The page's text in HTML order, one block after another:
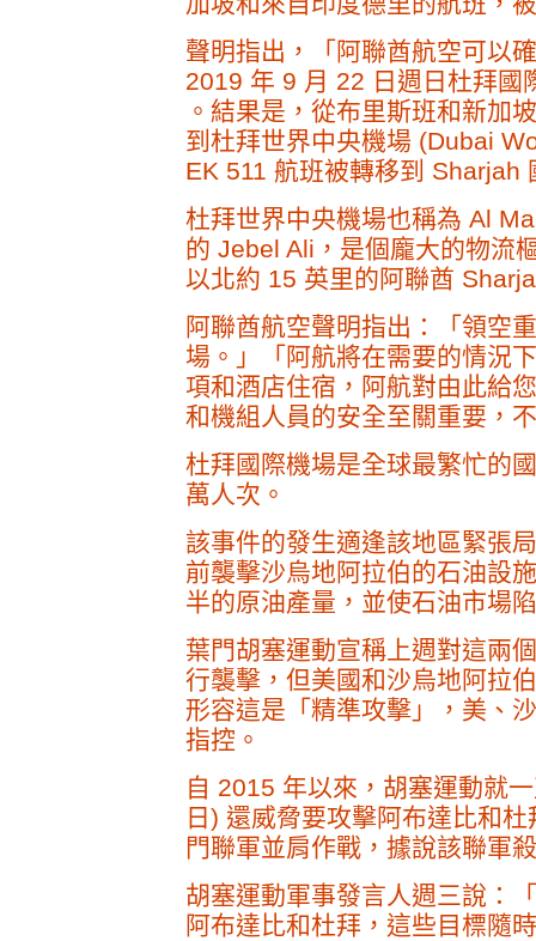
聲明指出，「阿聯酋航空可以
2019 年 9 月 22 日週日杜拜國
。結果是，從布里斯班和新加
到杜拜世界中央機場 (Dubai
EK 511 航班被轉移到 Sharjah
杜拜世界中央機場也稱為 Al
的 Jebel Ali，是個龐大的物流
以北約 15 英里的阿聯酋
阿聯酋航空聲明指出：「領空
場。」「阿航將在需要的情況
項和酒店住宿，阿航對由此給
和機組人員的安全至關重要，
杜拜國際機場是全球最繁忙的
萬人次。
該事件的發生適逢該地區緊張
前襲擊沙烏地阿拉伯的石油設
半的原油產量，並使石油市場
葉門胡塞運動宣稱上週對這兩
行襲擊，但美國和沙烏地阿拉
形容這是「精準攻擊」，美、
指控。
自 2015 年以來，胡塞運動就
日) 還威脅要攻擊阿布達比和
門聯軍並肩作戰，據說該聯軍
胡塞運動軍事發言人週三說：
阿布達比和杜拜，這些目標隨